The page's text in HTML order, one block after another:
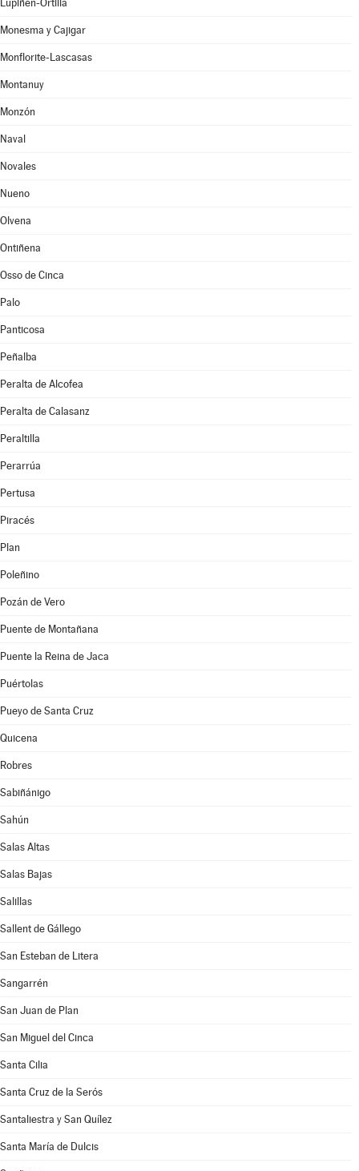
Lupiñén-Ortilla
Monesma y Cajigar
Monflorite-Lascasas
Montanuy
Monzón
Naval
Novales
Nueno
Olvena
Ontiñena
Osso de Cinca
Palo
Panticosa
Peñalba
Peralta de Alcofea
Peralta de Calasanz
Peraltilla
Perarrúa
Pertusa
Piracés
Plan
Poleñino
Pozán de Vero
Puente de Montañana
Puente la Reina de Jaca
Puértolas
Pueyo de Santa Cruz
Quicena
Robres
Sabiñánigo
Sahún
Salas Altas
Salas Bajas
Salillas
Sallent de Gállego
San Esteban de Litera
Sangarrén
San Juan de Plan
San Miguel del Cinca
Santa Cilia
Santa Cruz de la Serós
Santaliestra y San Quílez
Santa María de Dulcis